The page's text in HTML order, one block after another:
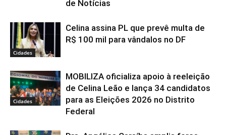
de Notícias
Cidades
Celina assina PL que prevê multa de
R$ 100 mil para vândalos no DF
Cidades
MOBILIZA oficializa apoio à reeleição
de Celina Leão e lança 34 candidatos
para as Eleições 2026 no Distrito
Federal